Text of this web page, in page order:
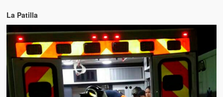
La Patilla